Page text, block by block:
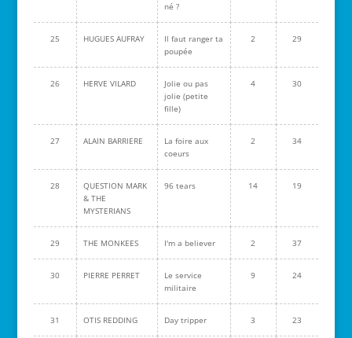
né ?
25 HUGUES AUFRAY
Il faut ranger ta
poupée
2 29
26 HERVE VILARD
Jolie ou pas
jolie (petite
fille)
4 30
27 ALAIN BARRIERE
La foire aux
coeurs
2 34
28
QUESTION MARK
& THE
MYSTERIANS
96 tears 14 19
29 THE MONKEES I'm a believer 2 37
30 PIERRE PERRET
Le service
militaire
9 24
31 OTIS REDDING Day tripper 3 23